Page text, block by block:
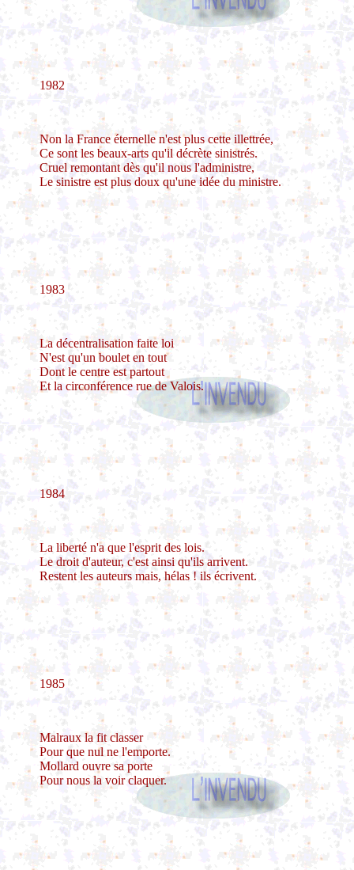
1982
Non la France éternelle n'est plus cette illettrée,
Ce sont les beaux-arts qu'il décrète sinistrés.
Cruel remontant dès qu'il nous l'administre,
Le sinistre est plus doux qu'une idée du ministre.
1983
La décentralisation faite loi
N'est qu'un boulet en tout
Dont le centre est partout
Et la circonférence rue de Valois.
1984
La liberté n'a que l'esprit des lois.
Le droit d'auteur, c'est ainsi qu'ils arrivent.
Restent les auteurs mais, hélas ! ils écrivent.
1985
Malraux la fit classer
Pour que nul ne l'emporte.
Mollard ouvre sa porte
Pour nous la voir claquer.